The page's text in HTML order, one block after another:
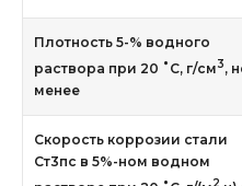
Плотность 5-% водного
раствора при 20 ˚С, г/см3,
менее
Скорость коррозии стали
Ст3пс в 5%-ном водном